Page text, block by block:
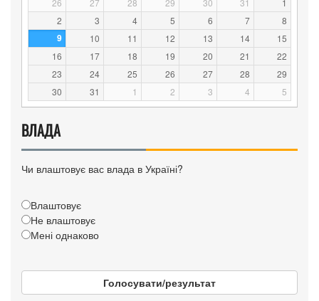
2
3 4 5 6 7 8
9 10 11 12 13 14
15
16
17 18 19 20 21
22
23
24 25 26 27 28
29
30
31 1 2 3 4 5
ВЛАДА
Чи влаштовує вас влада в Україні?
Влаштовує
Не влаштовує
Мені однаково
Голосувати/результат